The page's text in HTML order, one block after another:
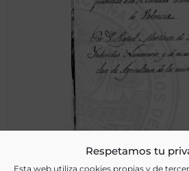
Respetamos tu
Esta web utiliza cookies propias y de
Noticia instructiva de un nuevo